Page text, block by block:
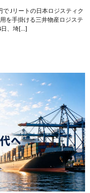
Jリートの日本ロジスティク
を手掛ける三井物産ロジステ
日、埼[…]